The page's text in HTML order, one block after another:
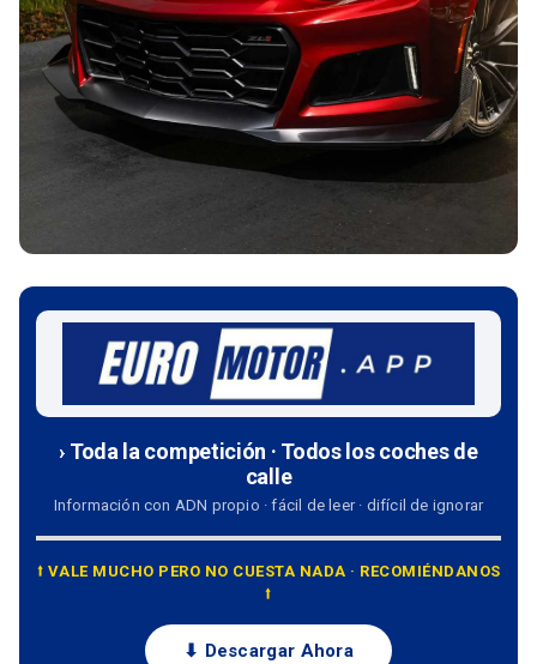
› Toda la competición · Todos los coches de
calle
Información con ADN propio · fácil de leer · difícil de ignorar
⭡ VALE MUCHO PERO NO CUESTA NADA · RECOMIÉNDANOS
⭡
⬇ Descargar Ahora